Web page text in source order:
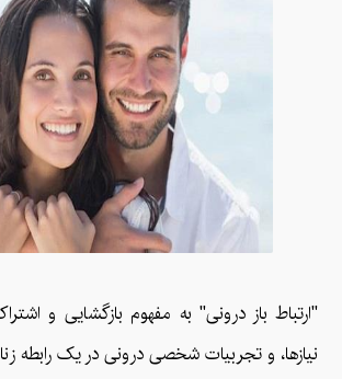
"ارتباط باز درونی" به مفهوم بازگشایی و
نیازها، و تجربیات شخصی درونی در یک رابطه